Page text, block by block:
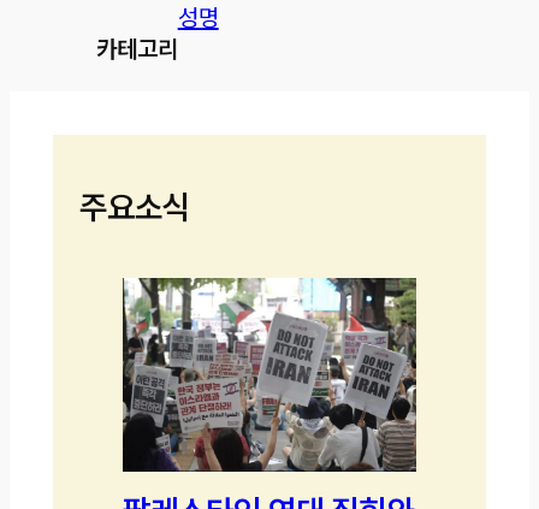
카테고리
성명
주요소식